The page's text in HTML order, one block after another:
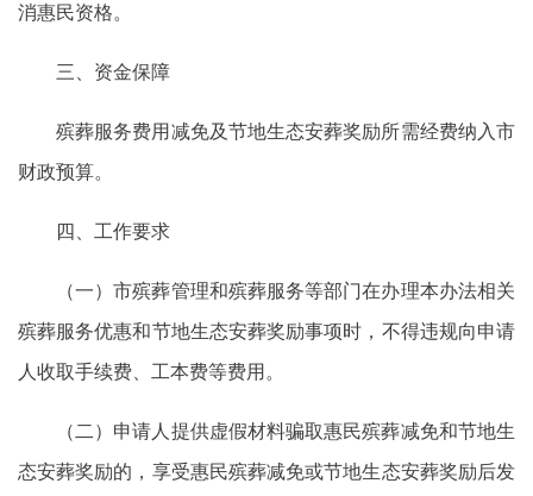
消惠民资格。
三、资金保障
殡葬服务费用减免及节地生态安葬奖励所需经费纳入市
财政预算。
四、工作要求
（一）市殡葬管理和殡葬服务等部门在办理本办法相关
殡葬服务优惠和节地生态安葬奖励事项时，不得违规向申请
人收取手续费、工本费等费用。
（二）申请人提供虚假材料骗取惠民殡葬减免和节地生
态安葬奖励的，享受惠民殡葬减免或节地生态安葬奖励后发